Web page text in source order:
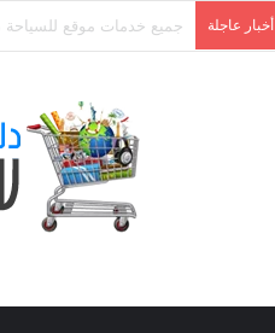
أخبار عاجلة نتشرف بتلقي طلباتكم و